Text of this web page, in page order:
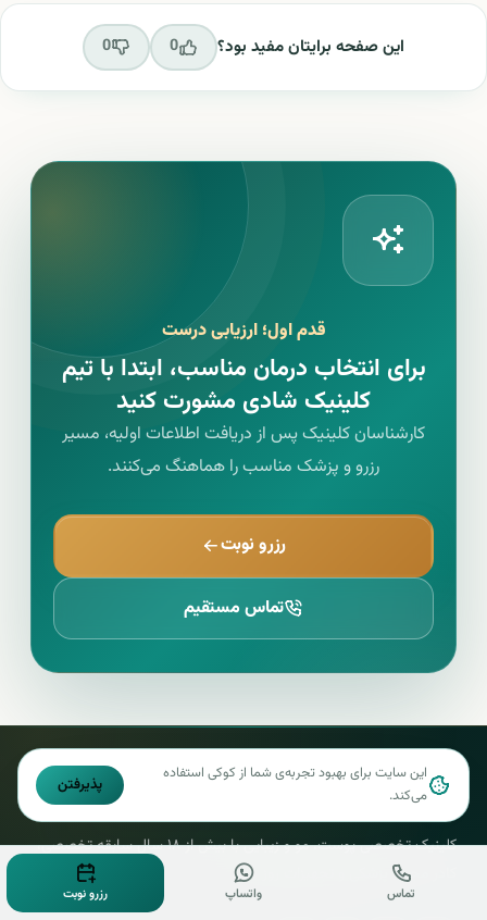
این صفحه برایتان مفید بود؟ 0
0
قدم اول؛ ارزیابی درست
برای انتخاب درمان مناسب، ابتدا با تیم
کلینیک شادی مشورت کنید
کارشناسان کلینیک پس از دریافت اطلاعات اولیه، مسیر
رزرو و پزشک مناسب را هماهنگ می‌کنند.
رزرو نوبت
تماس مستقیم
کلینیک تخصصی پوست، مو و زیبایی با بیش از ۱۸ سال سابقه تخصصی،
کادر مجرب پزشکی و تجهیزات روز دنیا.
این سایت برای بهبود تجربه‌ی شما از کوکی استفاده
می‌کند.
پذیرفتن
تماس واتساپ رزرو نوبت